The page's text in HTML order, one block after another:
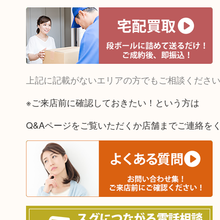
上記に記載がないエリアの方でもご相談ください
※ご来店前に確認しておきたい！という方は
Q&Aページをご覧いただくか店舗までご連絡をく